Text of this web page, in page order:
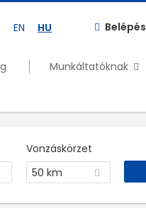
EN HU Belépés
Munkáltatóknak
Vonzáskörzet
50 km